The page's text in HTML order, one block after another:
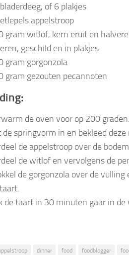
of 6 plakjes
appelstroop
gram witlof, kern eruit en
geschild en in plakjes
gram gorgonzola
gram gezouten pecannoten
de oven voor op 200 graden.
de springvorm in en bekleed deze
de appelstroop over de
de witlof en vervolgens de
de gorgonzola over de
de taart in 30 minuten gaar in
dinner food foodblogger